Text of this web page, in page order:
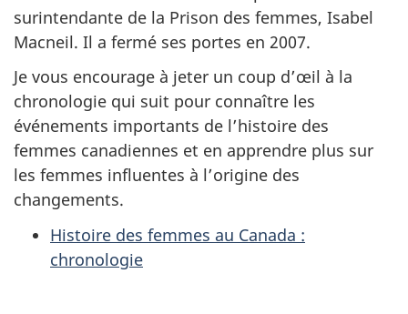
surintendante de la Prison des femmes, Isabel
Macneil. Il a fermé ses portes en 2007.
Je vous encourage à jeter un coup d’œil à la
chronologie qui suit pour connaître les
événements importants de l’histoire des
femmes canadiennes et en apprendre plus sur
les femmes influentes à l’origine des
changements.
Histoire des femmes au Canada :
chronologie